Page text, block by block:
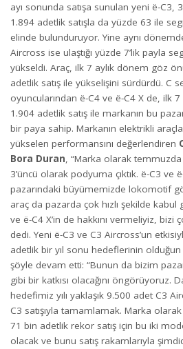
ayı sonunda satışa sunulan yeni ë-C3,
1.894 adetlik satışla da yüzde 63 ile
elinde bulunduruyor. Yine aynı
Aircross ise ulaştığı yüzde 7’lik payla
yükseldi. Araç, ilk 7 aylık dönem göz
adetlik satış ile yükselişini sürdürdü. C
oyuncularından ë-C4 ve ë-C4 X de, ilk 7
1.904 adetlik satış ile markanın bu
bir paya sahip. Markanın elektrikli
yükselen performansını değerlendiren
Bora Duran, “Marka olarak
3’üncü olarak podyuma çıktık. ë-C3 ve
pazarındaki büyümemizde lokomotif
araç da pazarda çok hızlı şekilde
ve ë-C4 X’in de hakkını vermeliyiz, bizi
dedi. Yeni ë-C3 ve C3 Aircross’un
adetlik bir yıl sonu hedeflerinin olduğun
şöyle devam etti: “Bunun da bizim
gibi bir katkısı olacağını öngörüyoruz.
hedefimiz yılı yaklaşık 9.500 adet C3
C3 satışıyla tamamlamak. Marka
71 bin adetlik rekor satış için bu iki
olacak ve bunu satış rakamlarıyla